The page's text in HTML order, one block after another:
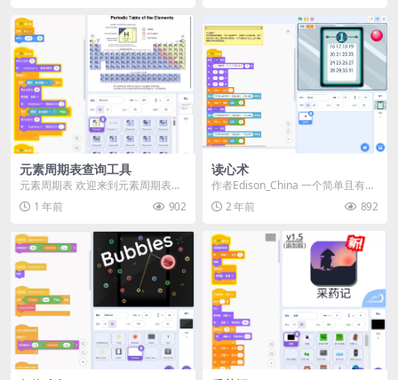
​​元素周期表​查询工具
元素周期表​​ 欢迎来到元素周期表世
界！ • ​​进入全屏模式​​ • ​​鼠标...
1 年前 902
读心术
作者Edison_China 一个简单且有趣
的读心术作品，适合做课堂案例 演
示 2 年前 892